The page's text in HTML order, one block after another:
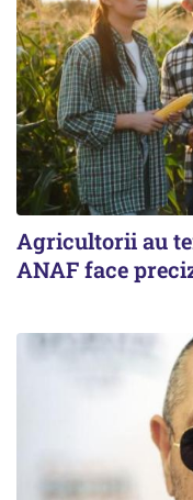
Agricultorii au
ANAF face